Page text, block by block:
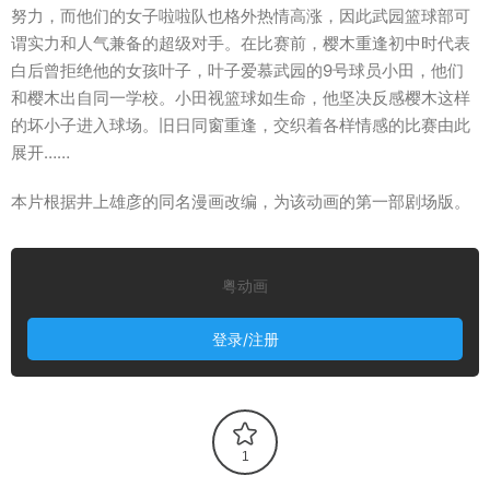
努力，而他们的女子啦啦队也格外热情高涨，因此武园篮球部可
谓实力和人气兼备的超级对手。在比赛前，樱木重逢初中时代表
白后曾拒绝他的女孩叶子，叶子爱慕武园的9号球员小田，他们
和樱木出自同一学校。小田视篮球如生命，他坚决反感樱木这样
的坏小子进入球场。旧日同窗重逢，交织着各样情感的比赛由此
展开……
本片根据井上雄彦的同名漫画改编，为该动画的第一部剧场版。
粤动画
登录/注册
1